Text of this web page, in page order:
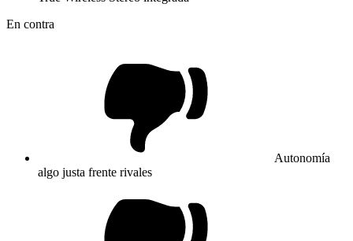
En contra
Autonomía
algo justa frente rivales